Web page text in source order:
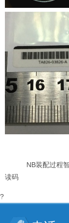
NB装配过程
读码
?